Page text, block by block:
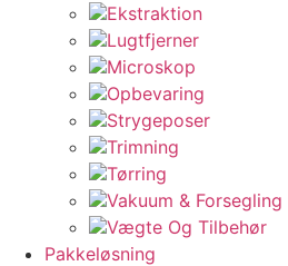
Ekstraktion
Lugtfjerner
Microskop
Opbevaring
Strygeposer
Trimning
Tørring
Vakuum & Forsegling
Vægte Og Tilbehør
Pakkeløsning